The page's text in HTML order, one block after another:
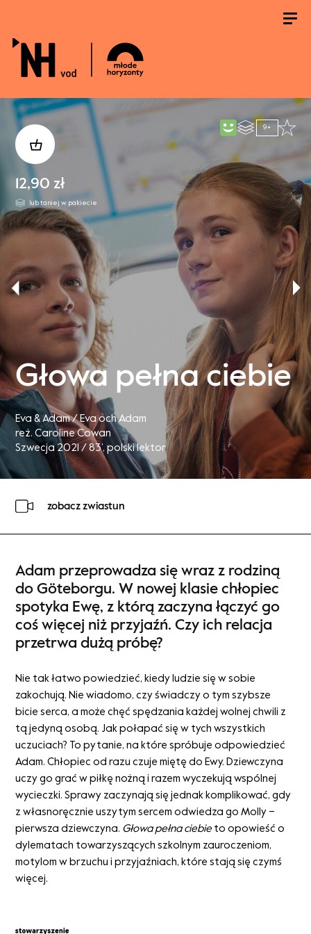
9+
12,90 zł
lub taniej w pakiecie
Głowa pełna ciebie
Eva & Adam / Eva och Adam
reż. Caroline Cowan
Szwecja 2021 / 83’, polski lektor
zobacz zwiastun
Adam przeprowadza się wraz z rodziną
do Göteborgu. W nowej klasie chłopiec
spotyka Ewę, z którą zaczyna łączyć go
coś więcej niż przyjaźń. Czy ich relacja
przetrwa dużą próbę?
Nie tak łatwo powiedzieć, kiedy ludzie się w sobie
zakochują. Nie wiadomo, czy świadczy o tym szybsze
bicie serca, a może chęć spędzania każdej wolnej chwili z
tą jedyną osobą. Jak połapać się w tych wszystkich
uczuciach? To pytanie, na które spróbuje odpowiedzieć
Adam. Chłopiec od razu czuje miętę do Ewy. Dziewczyna
uczy go grać w piłkę nożną i razem wyczekują wspólnej
wycieczki. Sprawy zaczynają się jednak komplikować, gdy
z własnoręcznie uszytym sercem odwiedza go Molly –
pierwsza dziewczyna. Głowa pełna ciebie to opowieść o
dylematach towarzyszących szkolnym zauroczeniom,
motylom w brzuchu i przyjaźniach, które stają się czymś
więcej.